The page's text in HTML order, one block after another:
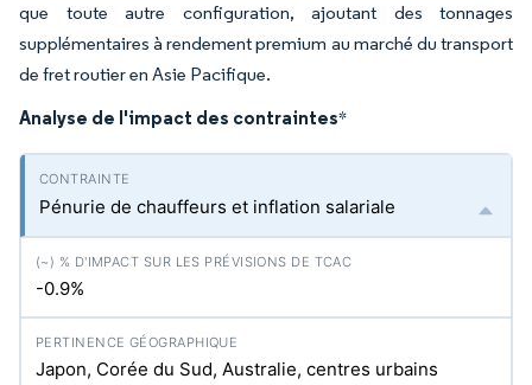
que toute autre configuration, ajoutant des tonnages
supplémentaires à rendement premium au marché du transport
de fret routier en Asie Pacifique.
Analyse de l'impact des contraintes*
Pénurie de chauffeurs et inflation salariale
-0.9%
Japon, Corée du Sud, Australie, centres urbains